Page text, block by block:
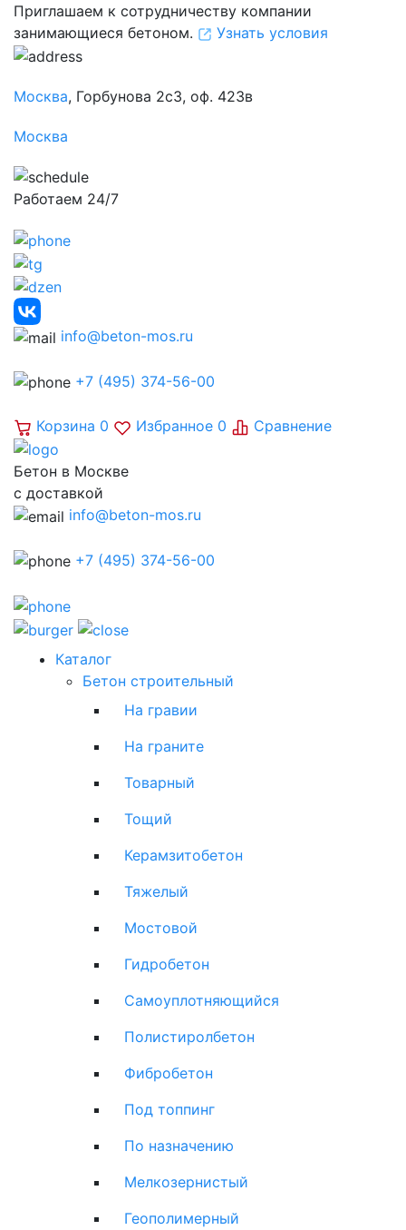
Приглашаем к сотрудничеству компании
занимающиеся бетоном.
Узнать условия
Москва, Горбунова 2с3, оф. 423в
Москва
Работаем 24/7
info@beton-mos.ru
+7 (495) 374-56-00
Корзина 0 Избранное 0 Сравнение
Бетон в Москве
с доставкой
info@beton-mos.ru
+7 (495) 374-56-00
Каталог
Бетон строительный
На гравии
На граните
Товарный
Тощий
Керамзитобетон
Тяжелый
Мостовой
Гидробетон
Самоуплотняющийся
Полистиролбетон
Фибробетон
Под топпинг
По назначению
Мелкозернистый
Геополимерный